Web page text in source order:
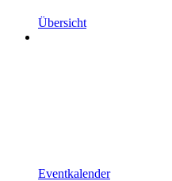
Übersicht
Eventkalender